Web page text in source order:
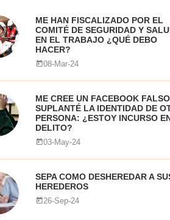
ME HAN FISCALIZADO POR EL
COMITÉ DE SEGURIDAD Y
EN EL TRABAJO ¿QUÉ DEBO
HACER?
08-Mar-24
ME CREE UN FACEBOOK
SUPLANTÉ LA IDENTIDAD DE
PERSONA: ¿ESTOY INCURSO
DELITO?
03-May-24
SEPA COMO DESHEREDAR A
HEREDEROS
26-Sep-24